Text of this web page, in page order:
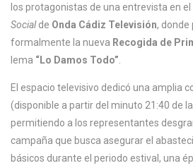
los protagonistas de una entrevista en
Socialde Onda Cádiz Televisión, donde
formalmente la nueva Recogida de
lema “Lo Damos Todo”
El espacio televisivo dedicó una amplia
(disponible a partir del minuto 21:40 de
permitiendo a los representantes
campaña que busca asegurar el
básicos durante el periodo estival, una